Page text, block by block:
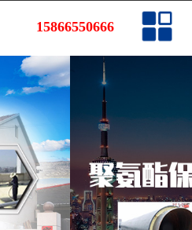
网站首页
关于我们
产品中心
公告公示
工程案例
销售网络
15866550666